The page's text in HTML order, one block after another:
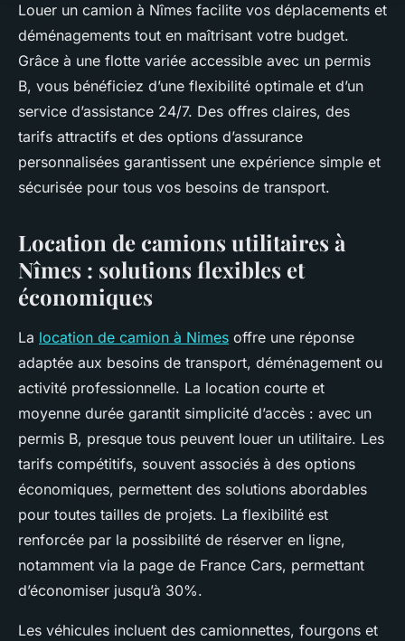
Louer un camion à Nîmes facilite vos déplacements et
déménagements tout en maîtrisant votre budget.
Grâce à une flotte variée accessible avec un permis
B, vous bénéficiez d’une flexibilité optimale et d’un
service d’assistance 24/7. Des offres claires, des
tarifs attractifs et des options d’assurance
personnalisées garantissent une expérience simple et
sécurisée pour tous vos besoins de transport.
Location de camions utilitaires à
Nîmes : solutions flexibles et
économiques
La location de camion à Nimes offre une réponse
adaptée aux besoins de transport, déménagement ou
activité professionnelle. La location courte et
moyenne durée garantit simplicité d’accès : avec un
permis B, presque tous peuvent louer un utilitaire. Les
tarifs compétitifs, souvent associés à des options
économiques, permettent des solutions abordables
pour toutes tailles de projets. La flexibilité est
renforcée par la possibilité de réserver en ligne,
notamment via la page de France Cars, permettant
d’économiser jusqu’à 30%.
Les véhicules incluent des camionnettes, fourgons et